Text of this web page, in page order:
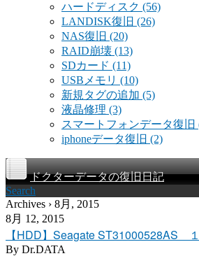
ハードディスク (56)
LANDISK復旧 (26)
NAS復旧 (20)
RAID崩壊 (13)
SDカード (11)
USBメモリ (10)
新規タグの追加 (5)
液晶修理 (3)
スマートフォンデータ復旧
iphoneデータ復旧 (2)
ドクターデータの復旧日記
Search
Archives › 8月, 2015
8月 12, 2015
【HDD】Seagate
By Dr.DATA